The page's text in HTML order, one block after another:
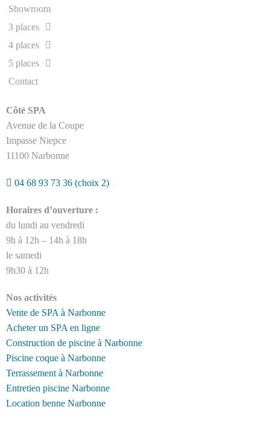
Showroom
3 places
4 places
5 places
Contact
Côté SPA
Avenue de la Coupe
Impasse Niepce
11100 Narbonne
04 68 93 73 36 (choix 2)
Horaires d’ouverture :
du lundi au vendredi
9h à 12h – 14h à 18h
le samedi
9h30 à 12h
Nos activités
Vente de SPA à Narbonne
Acheter un SPA en ligne
Construction de piscine à Narbonne
Piscine coque à Narbonne
Terrassement à Narbonne
Entretien piscine Narbonne
Location benne Narbonne